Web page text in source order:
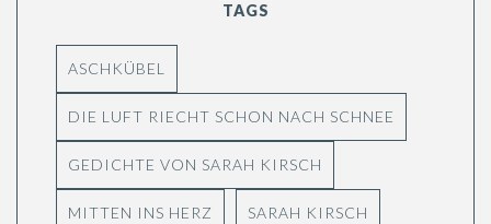
TAGS
ASCHKÜBEL
DIE LUFT RIECHT SCHON NACH SCHNEE
GEDICHTE VON SARAH KIRSCH
MITTEN INS HERZ SARAH KIRSCH